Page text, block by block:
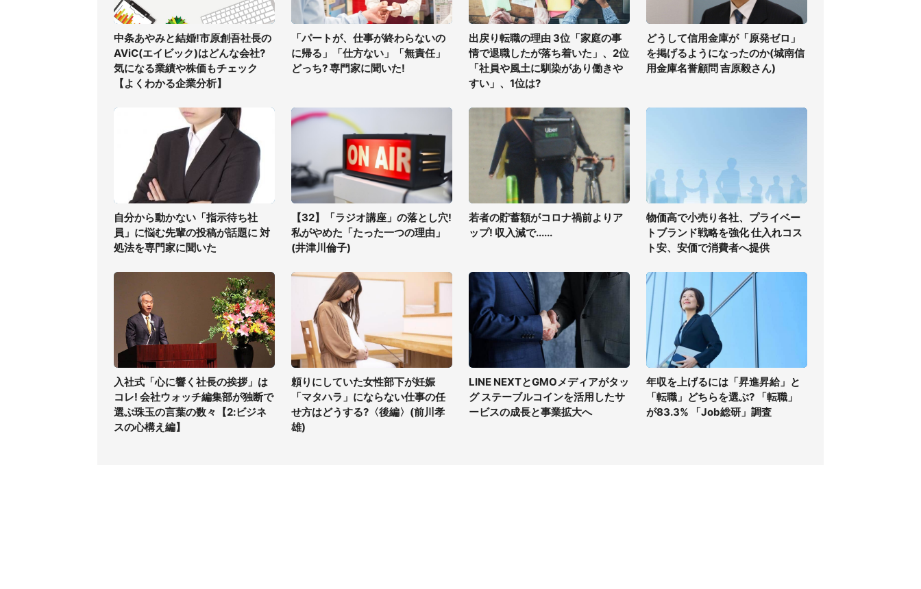
中条あやみと結婚!市原創吾社長の
AViC(エイビック)はどんな会社?
気になる業績や株価もチェック
【よくわかる企業分析】
「パートが、仕事が終わらないの
に帰る」「仕方ない」「無責任」
どっち? 専門家に聞いた!
出戻り転職の理由 3位「家庭の事
情で退職したが落ち着いた」、2位
「社員や風土に馴染があり働きや
すい」、1位は?
どうして信用金庫が「原発ゼロ」
を掲げるようになったのか(城南信
用金庫名誉顧問 吉原毅さん)
自分から動かない「指示待ち社
員」に悩む先輩の投稿が話題に 対
処法を専門家に聞いた
【32】「ラジオ講座」の落とし穴!
私がやめた「たった一つの理由」
(井津川倫子)
若者の貯蓄額がコロナ禍前よりア
ップ! 収入減で......
物価高で小売り各社、プライベー
トブランド戦略を強化 仕入れコス
ト安、安価で消費者へ提供
入社式「心に響く社長の挨拶」は
コレ! 会社ウォッチ編集部が独断で
選ぶ珠玉の言葉の数々【2:ビジネ
スの心構え編】
頼りにしていた女性部下が妊娠
「マタハラ」にならない仕事の任
せ方はどうする?〈後編〉(前川孝
雄)
LINE NEXTとGMOメディアがタッ
グ ステーブルコインを活用したサ
ービスの成長と事業拡大へ
年収を上げるには「昇進昇給」と
「転職」どちらを選ぶ? 「転職」
が83.3% 「Job総研」調査